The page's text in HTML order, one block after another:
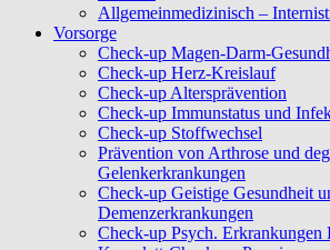
Allgemeinmedizinisch –
Vorsorge
Check-up Magen-Darm-
Check-up Herz-Kreislauf
Check-up Altersprävention
Check-up Immunstatus und
Check-up Stoffwechsel
Prävention von Arthrose und
Gelenkerkrankungen
Check-up Geistige Gesundheit
Demenzerkrankungen
Check-up Psych. Erkrankungen